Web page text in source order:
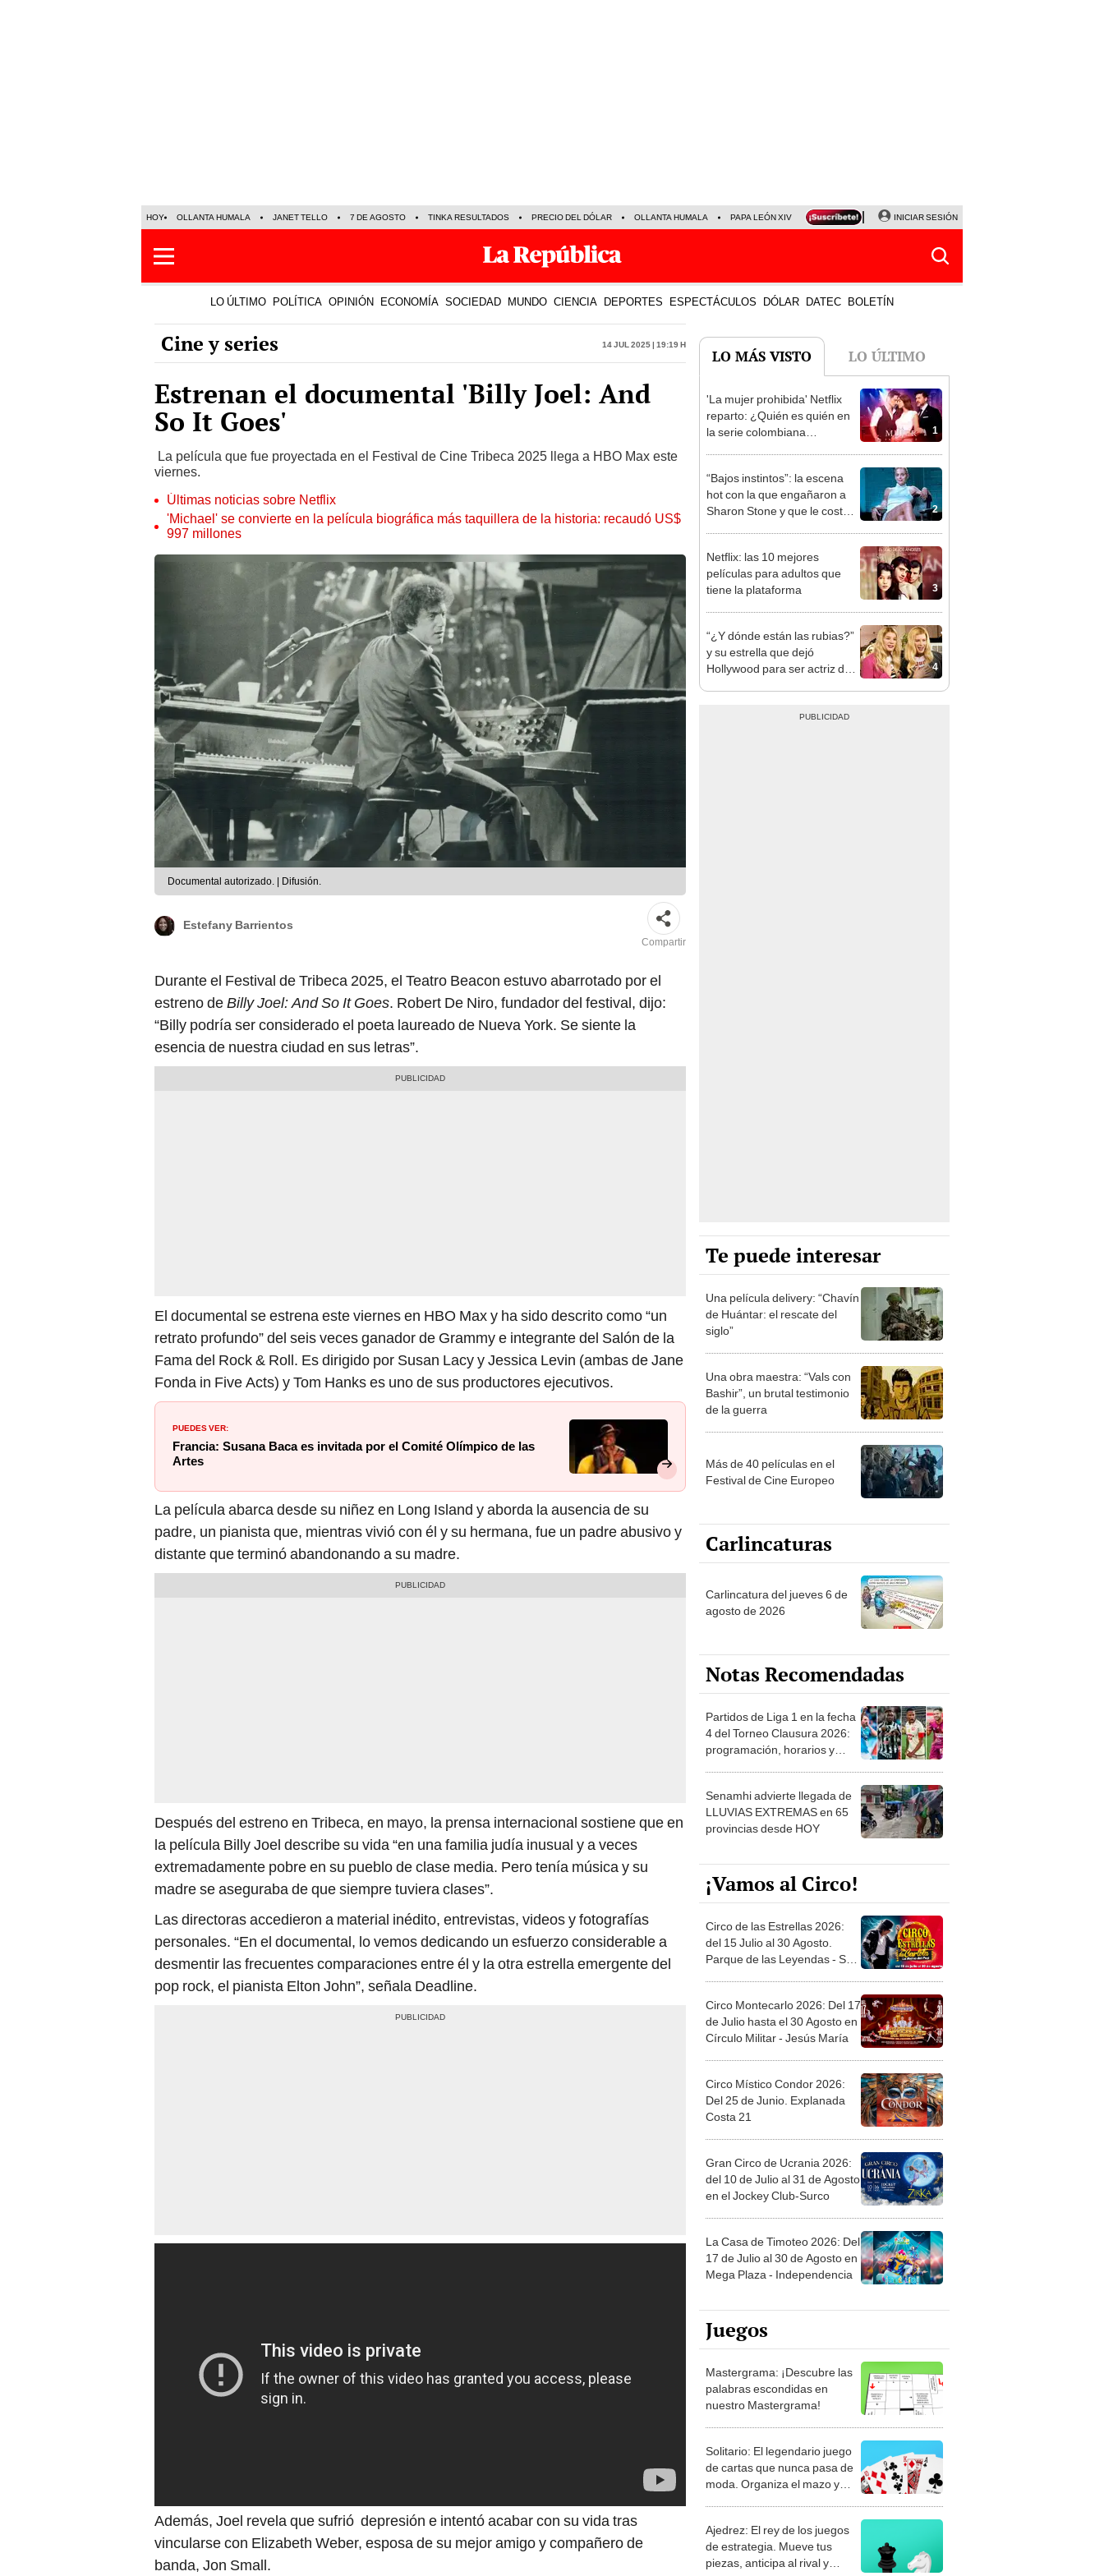
HOY OLLANTA HUMALA JANET TELLO 7 DE AGOSTO TINKA RESULTADOS PRECIO DEL DÓLAR OLLANTA HUMALA PAPA LEÓN XIV NALDY SALDAÑA LA BELLA LUZ
INICIAR SESIÓN
LO ÚLTIMO POLÍTICA OPINIÓN ECONOMÍA SOCIEDAD MUNDO CIENCIA DEPORTES ESPECTÁCULOS DÓLAR DATEC BOLETÍN
Cine y series 14 Jul 2025 | 19:19 h
Estrenan el documental 'Billy Joel: And
So It Goes'
La película que fue proyectada en el Festival de Cine Tribeca 2025 llega a HBO Max este
viernes.
Últimas noticias sobre Netflix
'Michael' se convierte en la película biográfica más taquillera de la historia: recaudó US$
997 millones
Documental autorizado. | Difusión.
Estefany Barrientos
Compartir
Durante el Festival de Tribeca 2025, el Teatro Beacon estuvo abarrotado por el
estreno deBilly Joel: And So It Goes. Robert De Niro, fundador del festival, dijo:
“Billy podría ser considerado el poeta laureado de Nueva York. Se siente la
esencia de nuestra ciudad en sus letras”.
El documental se estrena este viernes en HBO Max y ha sido descrito como “un
retrato profundo” del seis veces ganador de Grammy e integrante del Salón de la
Fama del Rock & Roll. Es dirigido por Susan Lacy y Jessica Levin (ambas de Jane
Fonda in Five Acts) y Tom Hanks es uno de sus productores ejecutivos.
PUEDES VER:
Francia: Susana Baca es invitada por el Comité Olímpico de las
Artes
La película abarca desde su niñez en Long Island y aborda la ausencia de su
padre, un pianista que, mientras vivió con él y su hermana, fue un padre abusivo y
distante que terminó abandonando a su madre.
Después del estreno en Tribeca, en mayo, la prensa internacional sostiene que en
la película Billy Joel describe su vida “en una familia judía inusual y a veces
extremadamente pobre en su pueblo de clase media. Pero tenía música y su
madre se aseguraba de que siempre tuviera clases”.
Las directoras accedieron a material inédito, entrevistas, videos y fotografías
personales. “En el documental, lo vemos dedicando un esfuerzo considerable a
desmentir las frecuentes comparaciones entre él y la otra estrella emergente del
pop rock, el pianista Elton John”, señala Deadline.
Además, Joel revela que sufrió depresión e intentó acabar con su vida tras
vincularse con Elizabeth Weber, esposa de su mejor amigo y compañero de
banda, Jon Small.
LO MÁS VISTO LO ÚLTIMO
1
'La mujer prohibida' Netflix
reparto: ¿Quién es quién en
la serie colombiana
2
“Bajos instintos”: la escena
hot con la que engañaron a
Sharon Stone y que le costó
3
Netflix: las 10 mejores
películas para adultos que
tiene la plataforma
4
“¿Y dónde están las rubias?”
y su estrella que dejó
Hollywood para ser actriz de
Te puede interesar
Una película delivery: “Chavín
de Huántar: el rescate del
siglo”
Una obra maestra: “Vals con
Bashir”, un brutal testimonio
de la guerra
Más de 40 películas en el
Festival de Cine Europeo
Carlincaturas
Carlincatura del jueves 6 de
agosto de 2026
Notas Recomendadas
Partidos de Liga 1 en la fecha
4 del Torneo Clausura 2026:
programación, horarios y
Senamhi advierte llegada de
LLUVIAS EXTREMAS en 65
provincias desde HOY
¡Vamos al Circo!
Circo de las Estrellas 2026:
del 15 Julio al 30 Agosto.
Parque de las Leyendas - San
Circo Montecarlo 2026: Del 17
de Julio hasta el 30 Agosto en
Círculo Militar - Jesús María
Circo Místico Condor 2026:
Del 25 de Junio. Explanada
Costa 21
Gran Circo de Ucrania 2026:
del 10 de Julio al 31 de Agosto
en el Jockey Club-Surco
La Casa de Timoteo 2026: Del
17 de Julio al 30 de Agosto en
Mega Plaza - Independencia
Juegos
Mastergrama: ¡Descubre las
palabras escondidas en
nuestro Mastergrama!
Solitario: El legendario juego
de cartas que nunca pasa de
moda. Organiza el mazo y
Ajedrez: El rey de los juegos
de estrategia. Mueve tus
piezas, anticipa al rival y